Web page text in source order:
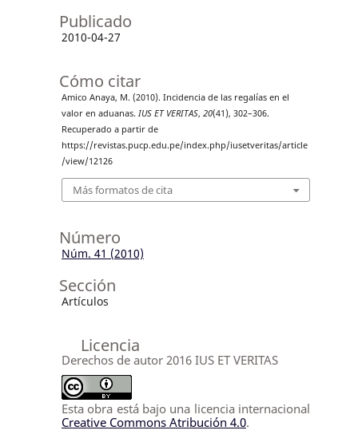
Publicado
2010-04-27
Cómo citar
Amico Anaya, M. (2010). Incidencia de las regalías en el
valor en aduanas. IUS ET VERITAS, 20(41), 302–306.
Recuperado a partir de
https://revistas.pucp.edu.pe/index.php/iusetveritas/article
/view/12126
Más formatos de cita
Número
Núm. 41 (2010)
Sección
Artículos
Licencia
Derechos de autor 2016 IUS ET VERITAS
Esta obra está bajo una licencia internacional
Creative Commons Atribución 4.0.